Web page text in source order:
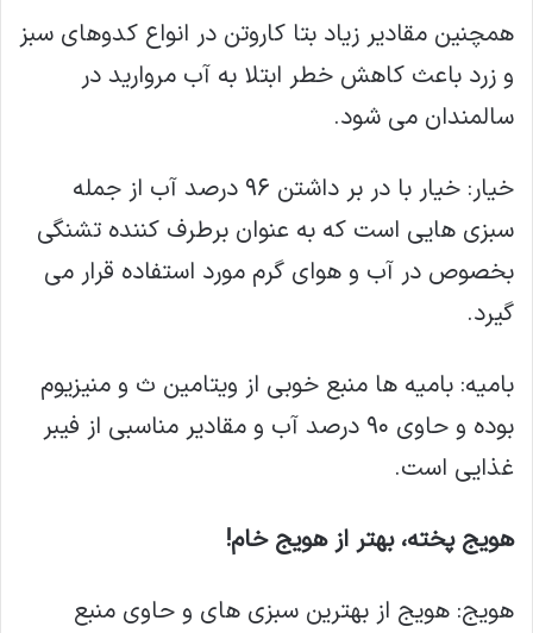
همچنین مقادیر زیاد بتا کاروتن در انواع کدوهای سبز
و زرد باعث کاهش خطر ابتلا به آب مروارید در
سالمندان می شود.
خیار: خیار با در بر داشتن ۹۶ درصد آب از جمله
سبزی هایی است که به عنوان برطرف کننده تشنگی
بخصوص در آب و هوای گرم مورد استفاده قرار می
گیرد.
بامیه: بامیه ها منبع خوبی از ویتامین ث و منیزیوم
بوده و حاوی ۹۰ درصد آب و مقادیر مناسبی از فیبر
غذایی است.
هویج پخته، بهتر از هویج خام!
هویج: هویج از بهترین سبزی های و حاوی منبع